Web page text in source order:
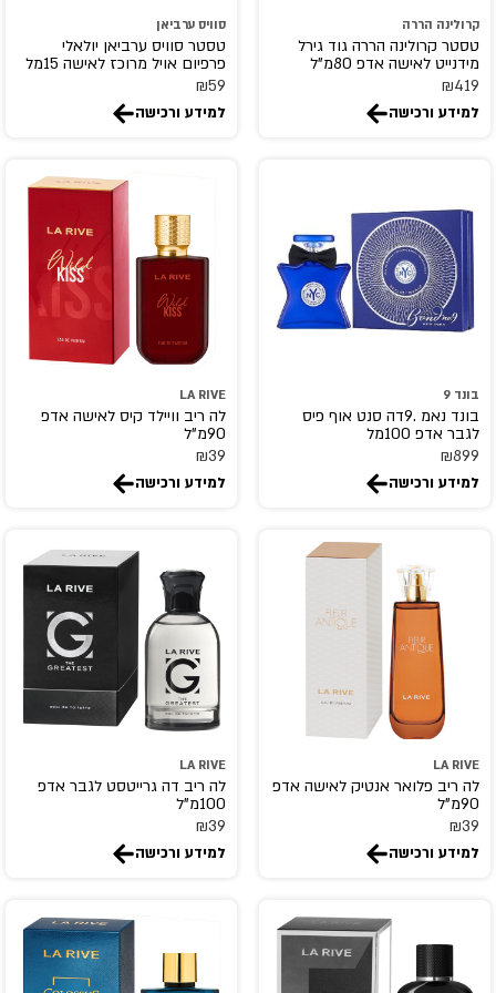
carolina herrera
Cartier
Chloe
chopard
Christian Dior
CHRISTIAN LOUBOUTIN
CLEAN
Clinique
Clive Christian
coach
CRISTIANO RONALDO
D.S.& DURGA
DAVID BECKHAM
Davidoff
Diesel
DIPTYQUE
DISNEY
DKNY
Dolce end Gabbana
dumont
קרולינה הררה
טסטר קרולינה הררה גוד גירל
מידנייט לאישה אדפ 80מ"ל
₪419
למידע ורכישה
סוויס ערביאן
טסטר סוויס ערביאן יולאלי
פרפיום אויל מרוכז לאישה 15מל
₪59
למידע ורכישה
בונד 9
בונד נאמ .9דה סנט אוף פיס
לגבר אדפ 100מל
₪899
למידע ורכישה
LA RIVE
לה ריב וויילד קיס לאישה אדפ
90מ"ל
₪39
למידע ורכישה
LA RIVE
לה ריב פלואר אנטיק לאישה אדפ
90מ"ל
₪39
למידע ורכישה
LA RIVE
לה ריב דה גרייטסט לגבר אדפ
100מ"ל
₪39
למידע ורכישה